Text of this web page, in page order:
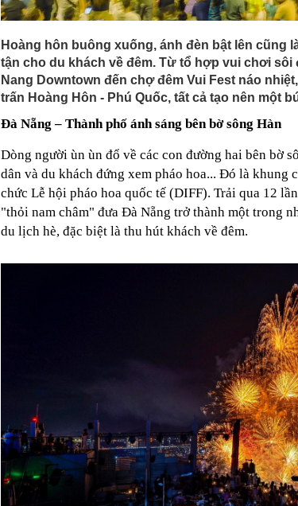
Hoàng hôn buông xuống, ánh đèn bật lên cũng
tận cho du khách về đêm. Từ tổ hợp vui chơi sôi
Nang Downtown đến chợ đêm Vui Fest náo
trấn Hoàng Hôn - Phú Quốc, tất cả tạo nên một
Đà Nẵng – Thành phố ánh sáng bên bờ sông Hàn
Dòng người ùn ùn đổ về các con đường hai bên bờ
dân và du khách đứng xem pháo hoa... Đó là khung
chức Lễ hội pháo hoa quốc tế (DIFF). Trải qua 12
"thỏi nam châm" đưa Đà Nẵng trở thành một trong
du lịch hè, đặc biệt là thu hút khách về đêm.